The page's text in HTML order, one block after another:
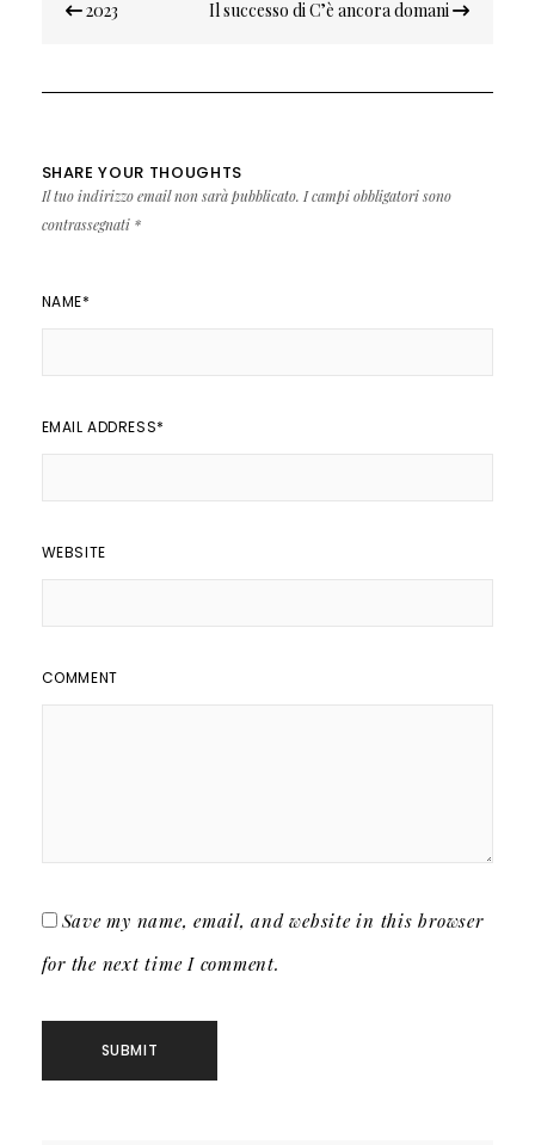
Navigazione
2023 Il successo di C’è ancora domani
SHARE YOUR THOUGHTS
Il tuo indirizzo email non sarà pubblicato. I campi obbligatori sono
contrassegnati *
NAME*
EMAIL ADDRESS*
WEBSITE
COMMENT
Save my name, email, and website in this browser
for the next time I comment.